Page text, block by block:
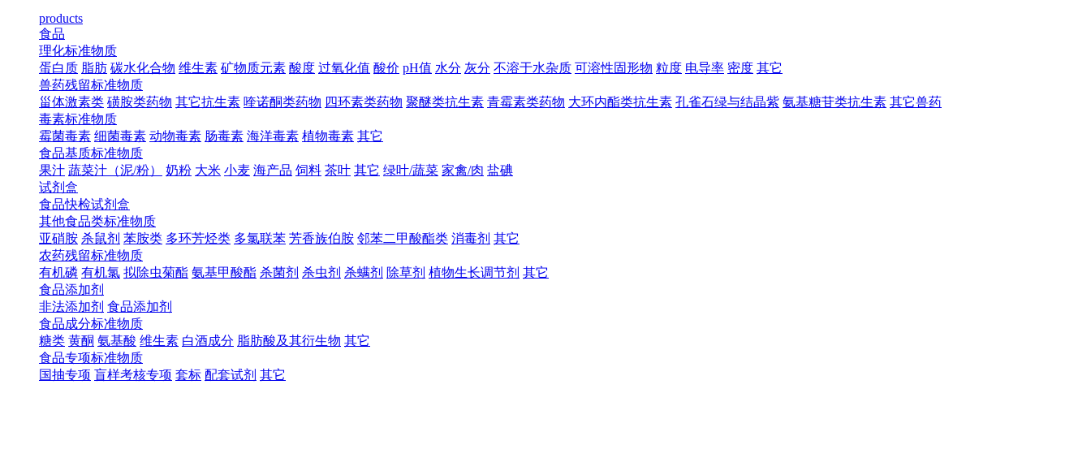
products
食品
理化标准物质
蛋白质 脂肪 碳水化合物 维生素 矿物质元素 酸度 过氧化值 酸价 pH值 水分 灰分 不溶于水杂质 可溶性固形物 粒度 电导率 密度 其它
兽药残留标准物质
甾体激素类 磺胺类药物 其它抗生素 喹诺酮类药物 四环素类药物 聚醚类抗生素 青霉素类药物 大环内酯类抗生素 孔雀石绿与结晶紫 氨基糖苷类抗生素 其它兽药
毒素标准物质
霉菌毒素 细菌毒素 动物毒素 肠毒素 海洋毒素 植物毒素 其它
食品基质标准物质
果汁 蔬菜汁（泥/粉） 奶粉 大米 小麦 海产品 饲料 茶叶 其它 绿叶/蔬菜 家禽/肉 盐碘
试剂盒
食品快检试剂盒
其他食品类标准物质
亚硝胺 杀鼠剂 苯胺类 多环芳烃类 多氯联苯 芳香族伯胺 邻苯二甲酸酯类 消毒剂 其它
农药残留标准物质
有机磷 有机氯 拟除虫菊酯 氨基甲酸酯 杀菌剂 杀虫剂 杀螨剂 除草剂 植物生长调节剂 其它
食品添加剂
非法添加剂 食品添加剂
食品成分标准物质
糖类 黄酮 氨基酸 维生素 白酒成分 脂肪酸及其衍生物 其它
食品专项标准物质
国抽专项 盲样考核专项 套标 配套试剂 其它